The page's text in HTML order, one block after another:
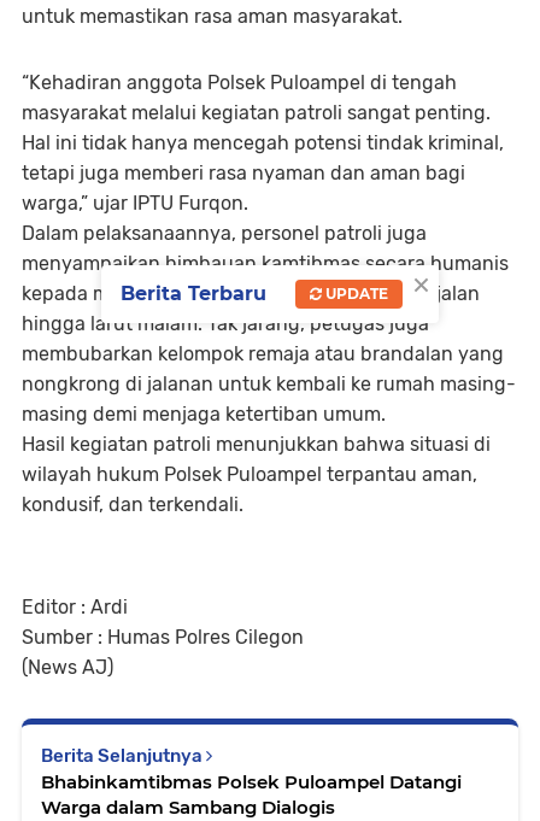
untuk memastikan rasa aman masyarakat.
“Kehadiran anggota Polsek Puloampel di tengah
masyarakat melalui kegiatan patroli sangat penting.
Hal ini tidak hanya mencegah potensi tindak kriminal,
tetapi juga memberi rasa nyaman dan aman bagi
warga,” ujar IPTU Furqon.
Dalam pelaksanaannya, personel patroli juga
menyampaikan himbauan kamtibmas secara humanis
kepada masyarakat yang masih berkumpul di jalan
hingga larut malam. Tak jarang, petugas juga
membubarkan kelompok remaja atau brandalan yang
nongkrong di jalanan untuk kembali ke rumah masing-
masing demi menjaga ketertiban umum.
Hasil kegiatan patroli menunjukkan bahwa situasi di
wilayah hukum Polsek Puloampel terpantau aman,
kondusif, dan terkendali.
Editor : Ardi
Sumber : Humas Polres Cilegon
(News AJ)
Berita Selanjutnya
Bhabinkamtibmas Polsek Puloampel Datangi
Warga dalam Sambang Dialogis
×
Berita Terbaru UPDATE